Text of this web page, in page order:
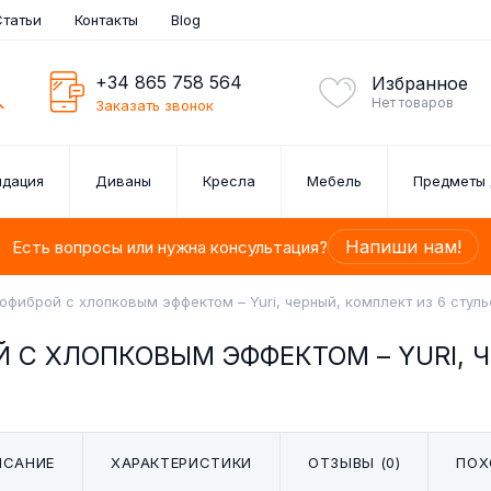
Контакты Blog
+34 865 758 564
Заказать звонок
Избранное
Нет товаров
КРЕСЛА
НАБОР СТОЛОВЫХ
Диваны
П-ОБРАЗНЫЕ ДИВАНЫ
Кресла Мебель
ПОЛКИ
Предметы
КАРТИНЫ
ПРИКРОВАТНЫЕ
Есть вопросы или нужна консультация? Напиши нам!
с хлопковым эффектом – Yuri, черный, комплект из 6
ХЛОПКОВЫМ ЭФФЕКТОМ – YURI,
ХАРАКТЕРИСТИКИ ОТЗЫВЫ (0)